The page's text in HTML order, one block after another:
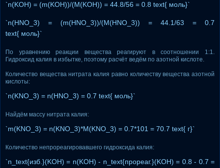
`n(KOH) = (m(KOH))/(M(KOH)) = 44.8/56 = 0.8 text{ моль}`
`n(HNO_3) = (m(HNO_3))/(M(HNO_3)) = 44.1/63 = 0.7
text{ моль}`
По уравнению реакции вещества реагируют в соотношении 1:1.
Гидроксид калия в избытке, поэтому расчёт ведём по азотной кислоте.
Количество вещества нитрата калия равно количеству вещества азотной
кислоты:
`n(KNO_3) = n(HNO_3) = 0.7 text{ моль}`
Найдём массу нитрата калия:
`m(KNO_3) = n(KNO_3)*M(KNO_3) = 0.7*101 = 70.7 text{ г}`
Количество непрореагировавшего гидроксида калия:
`n_text{изб.}(KOH) = n(KOH) - n_text{прореаг.}(KOH) = 0.8 - 0.7 =